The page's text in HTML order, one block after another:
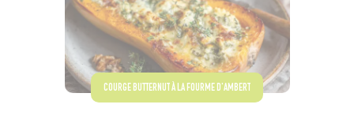
COURGE BUTTERNUT À LA FOURME D'AMBERT